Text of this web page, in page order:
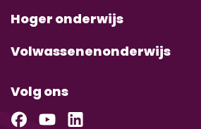
Hoger onderwijs
Volwassenenonderwijs
Volg ons